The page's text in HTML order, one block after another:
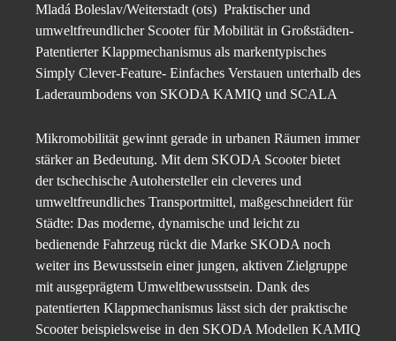
Mladá Boleslav/Weiterstadt (ots) Praktischer und
umweltfreundlicher Scooter für Mobilität in Großstädten-
Patentierter Klappmechanismus als markentypisches
Simply Clever-Feature- Einfaches Verstauen unterhalb des
Laderaumbodens von SKODA KAMIQ und SCALA
Mikromobilität gewinnt gerade in urbanen Räumen immer
stärker an Bedeutung. Mit dem SKODA Scooter bietet
der tschechische Autohersteller ein cleveres und
umweltfreundliches Transportmittel, maßgeschneidert für
Städte: Das moderne, dynamische und leicht zu
bedienende Fahrzeug rückt die Marke SKODA noch
weiter ins Bewusstsein einer jungen, aktiven Zielgruppe
mit ausgeprägtem Umweltbewusstsein. Dank des
patentierten Klappmechanismus lässt sich der praktische
Scooter beispielsweise in den SKODA Modellen KAMIQ